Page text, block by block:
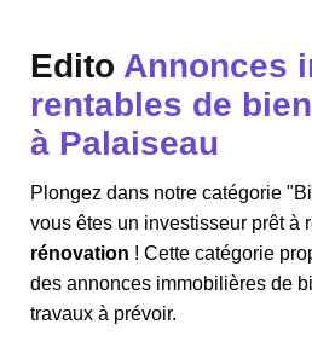
Edito Annonces
rentables de
à Palaiseau
Plongez dans notre catégorie
vous êtes un investisseur prêt à
rénovation ! Cette catégorie
des annonces immobilières de
travaux à prévoir.